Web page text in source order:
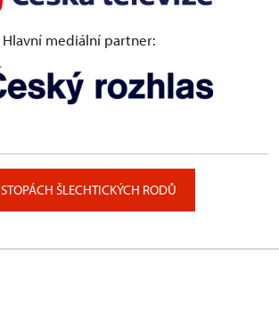
Hlavní mediální partner:
ŠLECHTICKÝCH RODŮ